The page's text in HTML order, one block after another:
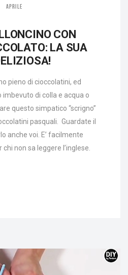
APRILE
CON
LA SUA
pieno di cioccolatini, ed
di colla e acqua o
questo simpatico “scrigno”
pasquali. Guardate il
anche voi. E’ facilmente
non sa leggere l’inglese.